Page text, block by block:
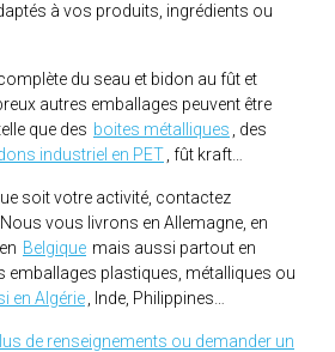
à vos produits, ingrédients ou
du seau et bidon au fût et
autres emballages peuvent être
que des boites métalliques
, des
industriel en PET , fût kraft…
soit votre activité, contactez
vous livrons en Allemagne, en
, en Belgique mais aussi partout en
emballages plastiques, métalliques ou
en Algérie , Inde, Philippines…
de renseignements ou demander un